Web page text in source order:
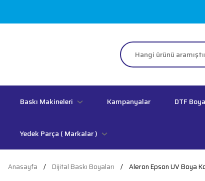
Baskı Makineleri Kampanyalar DTF
Yedek Parça ( Markalar )
Anasayfa Dijital Baskı Boyaları Aleron Epson UV Boya